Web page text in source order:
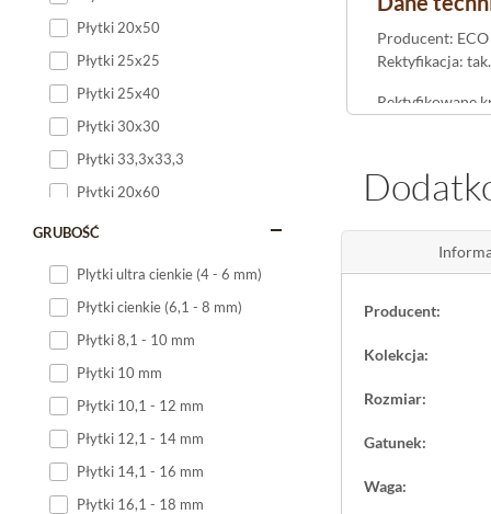
Płytki 20x50
Płytki 25x25
Płytki 25x40
Płytki 30x30
Płytki 33,3x33,3
Płytki 20x60
Płytki 20x120
GRUBOŚĆ
Plytki ultra cienkie (4 - 6 mm)
Płytki cienkie (6,1 - 8 mm)
Płytki 8,1 - 10 mm
Płytki 10 mm
Płytki 10,1 - 12 mm
Płytki 12,1 - 14 mm
Płytki 14,1 - 16 mm
Płytki 16,1 - 18 mm
Producent:
Rektyfikacja:
Rektyfikowane
.
otwartych
Montaż,
Rektyfikacja
Producent:
Kolekcja:
Rozmiar:
Gatunek:
Waga: